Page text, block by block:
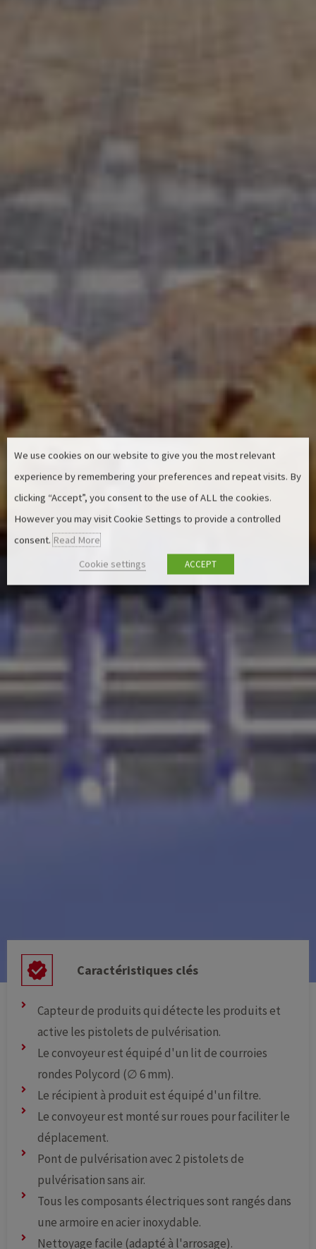
Caractéristiques clés
Capteur de produits qui détecte les produits et
active les pistolets de pulvérisation.
Le convoyeur est équipé d'un lit de courroies
rondes Polycord (∅ 6 mm).
Le récipient à produit est équipé d'un filtre.
Le convoyeur est monté sur roues pour faciliter le
déplacement.
Pont de pulvérisation avec 2 pistolets de
pulvérisation sans air.
Tous les composants électriques sont rangés dans
une armoire en acier inoxydable.
Nettoyage facile (adapté à l'arrosage).
We use cookies on our website to give you the most relevant
experience by remembering your preferences and repeat visits. By
clicking “Accept”, you consent to the use of ALL the cookies.
However you may visit Cookie Settings to provide a controlled
consent. Read More
Cookie settings
ACCEPT